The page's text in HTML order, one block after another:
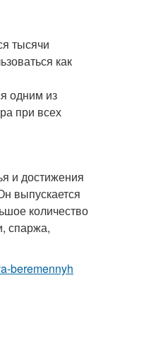
тысячи
как
одним из
при всех
и достижения
выпускается
количество
спаржа,
beremennyh